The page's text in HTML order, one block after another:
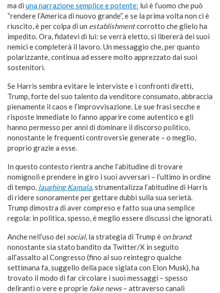
ma di una narrazione semplice e potente: lui è l’uomo che può
“rendere l’America di nuovo grande”, e se la prima volta non ci è
riuscito, è per colpa di un establishmentcorrotto che glielo ha
impedito. Ora, fidatevi di lui: se verrà eletto, si libererà dei suoi
nemici e completerà il lavoro. Un messaggio che, per quanto
polarizzante, continua ad essere molto apprezzato dai suoi
sostenitori.
Se Harris sembra evitare le interviste e i confronti diretti,
Trump, forte del suo talento da venditore consumato, abbraccia
pienamente il caos e l’improvvisazione. Le sue frasi secche e
risposte immediate lo fanno apparire come autentico e gli
hanno permesso per anni di dominare il discorso politico,
nonostante le frequenti controversie generate – o meglio,
proprio grazie a esse.
In questo contesto rientra anche l’abitudine di trovare
nomignoli e prendere in giro i suoi avversari – l’ultimo in ordine
di tempo, laughing Kamala,strumentalizza l’abitudine di Harris
di ridere sonoramente per gettare dubbi sulla sua serietà.
Trump dimostra di aver compreso e fatto sua una semplice
regola: in politica, spesso, è meglio essere discussi che ignorati.
Anche nell’uso dei social, la strategia di Trump è on brand:
nonostante sia stato bandito da Twitter/X in seguito
all’assalto al Congresso (fino al suo reintegro qualche
settimana fa, suggello della pace siglata con Elon Musk), ha
trovato il modo di far circolare i suoi messaggi – spesso
deliranti o vere e proprie fake news– attraverso canali